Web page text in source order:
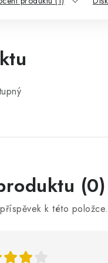
(0)
k této položce.